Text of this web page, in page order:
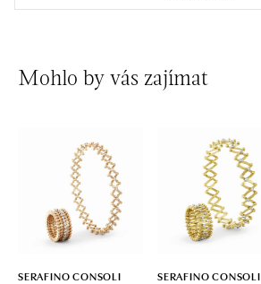
Mohlo by vás zajímat
SERAFINO CONSOLI
SERAFINO CONSOLI